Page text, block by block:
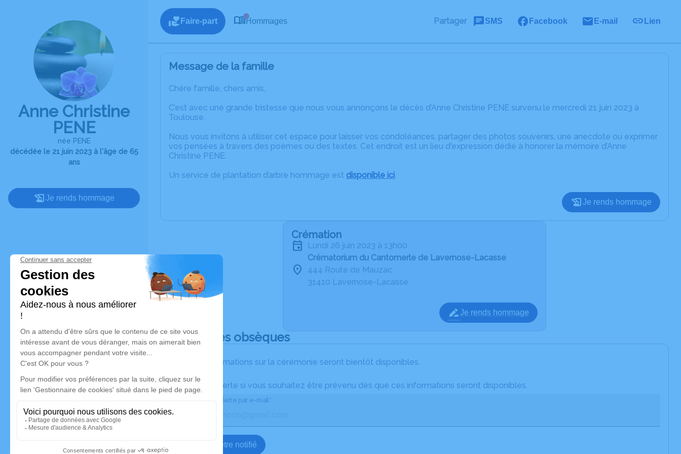
Anne Christine
PENE
née PENE
décédée le 21 juin 2023 à l'âge de 65
ans
Je rends hommage
Faire-part Hommages Partager SMS Facebook E-mail Lien
Message de la famille
Chère famille, chers amis,
C’est avec une grande tristesse que nous vous annonçons le décès d’Anne Christine PENE survenu le mercredi 21 juin 2023 à
Toulouse.
Nous vous invitons à utiliser cet espace pour laisser vos condoléances, partager des photos souvenirs, une anecdote ou exprimer
vos pensées à travers des poèmes ou des textes. Cet endroit est un lieu d'expression dédié à honorer la mémoire d’Anne
Christine PENE.
Un service de plantation d’arbre hommage est disponible ici.
Je rends hommage
Crémation
lundi 26 juin 2023 à 13h00
Crématorium du Cantomerle de Lavernose-Lacasse
444 Route de Mauzac
31410 Lavernose-Lacasse
Je rends hommage
Déroulé des obsèques
Les informations sur la cérémonie seront bientôt disponibles.
Activez une alerte si vous souhaitez être prévenu dès que ces informations seront disponibles.
Recevoir une alerte par e-mail*
Je veux être notifié